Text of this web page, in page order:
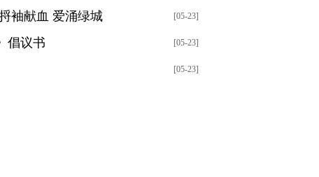
[05-23]
袖献血 爱涌绿城
[05-23]
倡议书
[05-23]